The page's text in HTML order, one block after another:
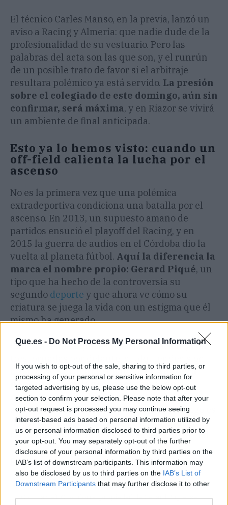
Que.es - Do Not Process My Personal Information
If you wish to opt-out of the sale, sharing to third parties, or
processing of your personal or sensitive information for
targeted advertising by us, please use the below opt-out
section to confirm your selection. Please note that after your
opt-out request is processed you may continue seeing
interest-based ads based on personal information utilized by
us or personal information disclosed to third parties prior to
your opt-out. You may separately opt-out of the further
disclosure of your personal information by third parties on the
IAB’s list of downstream participants. This information may
also be disclosed by us to third parties on the IAB’s List of
Downstream Participants that may further disclose it to other
El técnico Carles Manso, en la previa, lanzó un
aviso a Racing y Almería: que nadie dude de la
profesionalidad de su vestuario. Pero las
palabras del acta son las que son, y el runrún
de un posible trato de favor si el arbitraje
resultara polémico ya está servido. La presión
sobre el colegiado de este domingo, aún sin
confirmar, será máxima, y en Riazor se vivirá
un ambiente de final anticipada.
Esto ya lo hemos visto: cuando un
off-field calienta la lucha por el
ascenso
No es la primera vez que una polémica
extradeportiva condiciona una batalla por el
ascenso. En 2013, un supuesto amaño de
partidos ensució el playoff del Racing, y en
2015 la guerra de audios en el Córdoba dio la
vuelta al planeta fútbol. Aquí la diferencia la
marca el nombre propio: Gerard Piqué, un
tipo que ha hecho de la controversia su
segundo deporte y que ahora ve cómo su
criatura se juega la vida con un estigma que él
mismo ha generado.
Con lo ajustada que está la clasificación y con
arbitral se va a mirar con lupa.El Andorra
necesita un milagro, pero también
necesita que no le señalen con el dedo si
sucede ese milagro. El partido del domingo es
de los que hacen afición. Y de los que luego se
recuerdan durante años, para bien o para mal.
El chisme en 3 claves (TL;DR)
👀¿Quiénes son los protagonistas?El Deportivo de La
Coruña y el FC Andorra, propiedad de Gerard Piqué, se